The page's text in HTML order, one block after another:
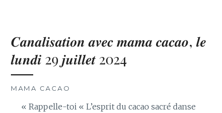
𝑪𝒂𝒏𝒂𝒍𝒊𝒔𝒂𝒕𝒊𝒐𝒏 𝒂𝒗𝒆𝒄 𝒎𝒂𝒎𝒂 𝒄𝒂𝒄𝒂𝒐, 𝒍𝒆
𝒍𝒖𝒏𝒅𝒊 29 𝒋𝒖𝒊𝒍𝒍𝒆𝒕 2024
MAMA CACAO
« Rappelle-toi « L’esprit du cacao sacré danse